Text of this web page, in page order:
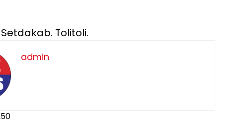
Tolitoli.
admin